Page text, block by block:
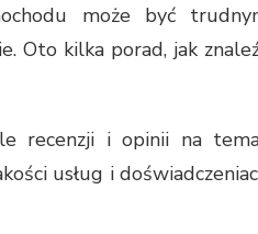
może być
Oto kilka porad, jak
recenzji i opinii na
usług i